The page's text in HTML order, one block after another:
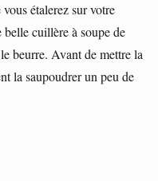
étalerez sur votre
cuillère à soupe de
beurre. Avant de mettre la
la saupoudrer un peu de